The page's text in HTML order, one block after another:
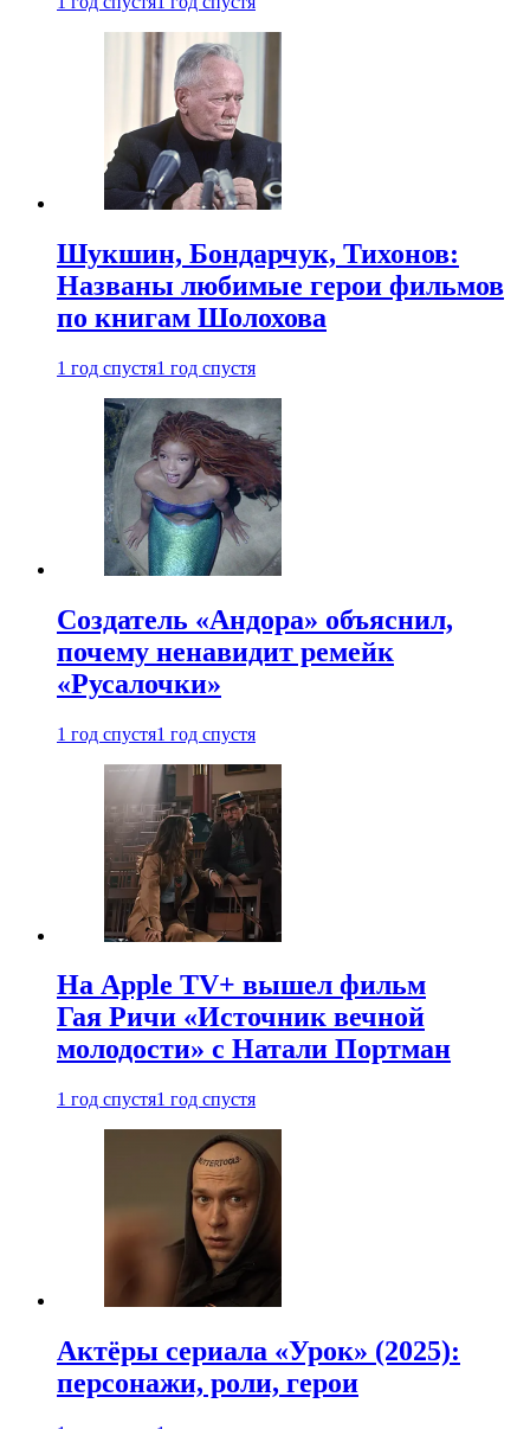
Шукшин, Бондарчук, Тихонов:
Названы любимые герои фильмов
по книгам Шолохова
1 год спустя1 год спустя
Создатель «Андора» объяснил,
почему ненавидит ремейк
«Русалочки»
1 год спустя1 год спустя
На Apple TV+ вышел фильм
Гая Ричи «Источник вечной
молодости» с Натали Портман
1 год спустя1 год спустя
Актёры сериала «Урок» (2025):
персонажи, роли, герои